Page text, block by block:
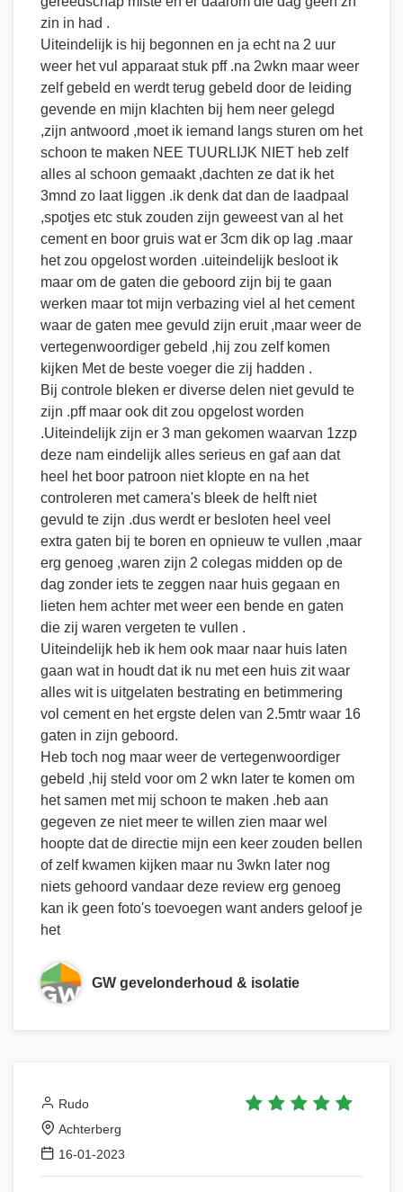
zin in had .
Uiteindelijk is hij begonnen en ja echt na 2 uur
weer het vul apparaat stuk pff .na 2wkn maar weer
zelf gebeld en werdt terug gebeld door de leiding
gevende en mijn klachten bij hem neer gelegd
,zijn antwoord ,moet ik iemand langs sturen om het
schoon te maken NEE TUURLIJK NIET heb zelf
alles al schoon gemaakt ,dachten ze dat ik het
3mnd zo laat liggen .ik denk dat dan de laadpaal
,spotjes etc stuk zouden zijn geweest van al het
cement en boor gruis wat er 3cm dik op lag .maar
het zou opgelost worden .uiteindelijk besloot ik
maar om de gaten die geboord zijn bij te gaan
werken maar tot mijn verbazing viel al het cement
waar de gaten mee gevuld zijn eruit ,maar weer de
vertegenwoordiger gebeld ,hij zou zelf komen
kijken Met de beste voeger die zij hadden .
Bij controle bleken er diverse delen niet gevuld te
zijn .pff maar ook dit zou opgelost worden
.Uiteindelijk zijn er 3 man gekomen waarvan 1zzp
deze nam eindelijk alles serieus en gaf aan dat
heel het boor patroon niet klopte en na het
controleren met camera's bleek de helft niet
gevuld te zijn .dus werdt er besloten heel veel
extra gaten bij te boren en opnieuw te vullen ,maar
erg genoeg ,waren zijn 2 colegas midden op de
dag zonder iets te zeggen naar huis gegaan en
lieten hem achter met weer een bende en gaten
die zij waren vergeten te vullen .
Uiteindelijk heb ik hem ook maar naar huis laten
gaan wat in houdt dat ik nu met een huis zit waar
alles wit is uitgelaten bestrating en betimmering
vol cement en het ergste delen van 2.5mtr waar 16
gaten in zijn geboord.
Heb toch nog maar weer de vertegenwoordiger
gebeld ,hij steld voor om 2 wkn later te komen om
het samen met mij schoon te maken .heb aan
gegeven ze niet meer te willen zien maar wel
hoopte dat de directie mijn een keer zouden bellen
of zelf kwamen kijken maar nu 3wkn later nog
niets gehoord vandaar deze review erg genoeg
kan ik geen foto's toevoegen want anders geloof je
het
GW gevelonderhoud & isolatie
Rudo
Achterberg
16-01-2023